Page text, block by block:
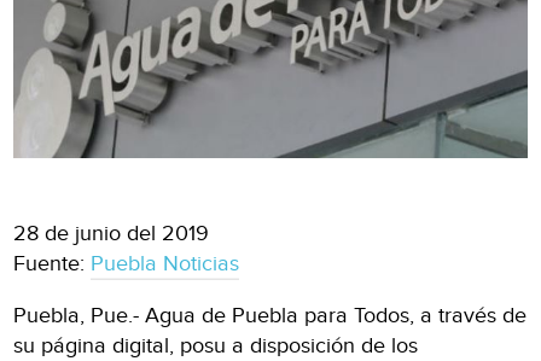
28 de junio del 2019
Fuente: Puebla Noticias
Puebla, Pue.- Agua de Puebla para Todos, a través de
su página digital, posu a disposición de los